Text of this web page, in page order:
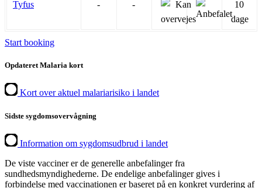
Tyfus - -
10
dage
Start booking
Opdateret Malaria kort
Kort over aktuel malariarisiko i landet
Sidste sygdomsovervågning
Information om sygdomsudbrud i landet
De viste vacciner er de generelle anbefalinger fra
sundhedsmyndighederne. De endelige anbefalinger gives i
forbindelse med vaccinationen er baseret på en konkret vurdering af